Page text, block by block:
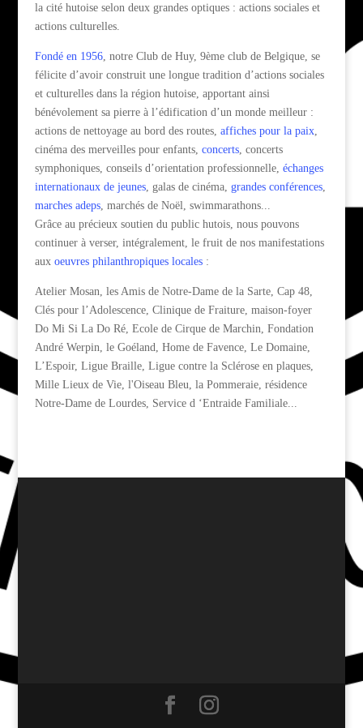
la cité hutoise selon deux grandes optiques : actions sociales et
actions culturelles.
Fondé en 1956, notre Club de Huy, 9ème club de Belgique, se
félicite d’avoir construit une longue tradition d’actions sociales
et culturelles dans la région hutoise, apportant ainsi
bénévolement sa pierre à l’édification d’un monde meilleur :
actions de nettoyage au bord des routes, affiches pour la paix,
cinéma des merveilles pour enfants, concerts, concerts
symphoniques, conseils d’orientation professionnelle, échanges
internationaux de jeunes, galas de cinéma, grandes conférences,
marches adeps, marchés de Noël, swimmarathons...
Grâce au précieux soutien du public hutois, nous pouvons
continuer à verser, intégralement, le fruit de nos manifestations
aux oeuvres philanthropiques locales:
Atelier Mosan, les Amis de Notre-Dame de la Sarte, Cap 48,
Clés pour l’Adolescence, Clinique de Fraiture, maison-foyer
Do Mi Si La Do Ré, Ecole de Cirque de Marchin, Fondation
André Werpin, le Goéland, Home de Favence, Le Domaine,
L’Espoir, Ligue Braille, Ligue contre la Sclérose en plaques,
Mille Lieux de Vie, l'Oiseau Bleu, la Pommeraie, résidence
Notre-Dame de Lourdes, Service d ‘Entraide Familiale...